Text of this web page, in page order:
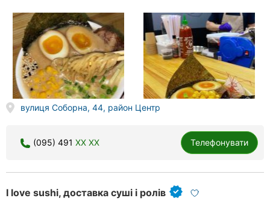
вулиця Соборна, 44, район Центр
(095) 491 XX XX Телефонувати
I love sushi, доставка суші і ролів